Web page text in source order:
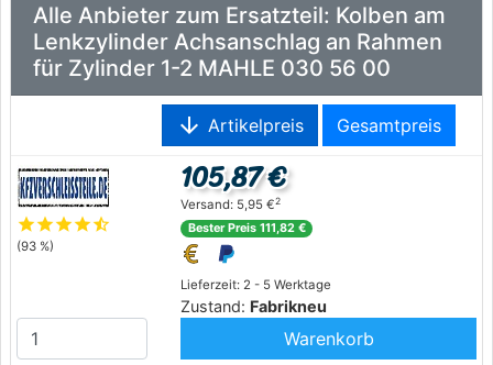
Alle Anbieter zum Ersatzteil: Kolben am
Lenkzylinder Achsanschlag an Rahmen
für Zylinder 1-2 MAHLE 030 56 00
arrow_downward Artikelpreis Gesamtpreis
starstarstarstarstar_half
(93 %)
Lieferzeit: 2 - 5 Werktage
Zustand: Fabrikneu
105,87 €
Versand: 5,95 €2
Bester Preis 111,82 €
Warenkorb